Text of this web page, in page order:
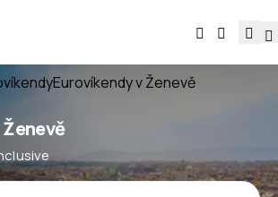
Eurovíkendy v Ženevě